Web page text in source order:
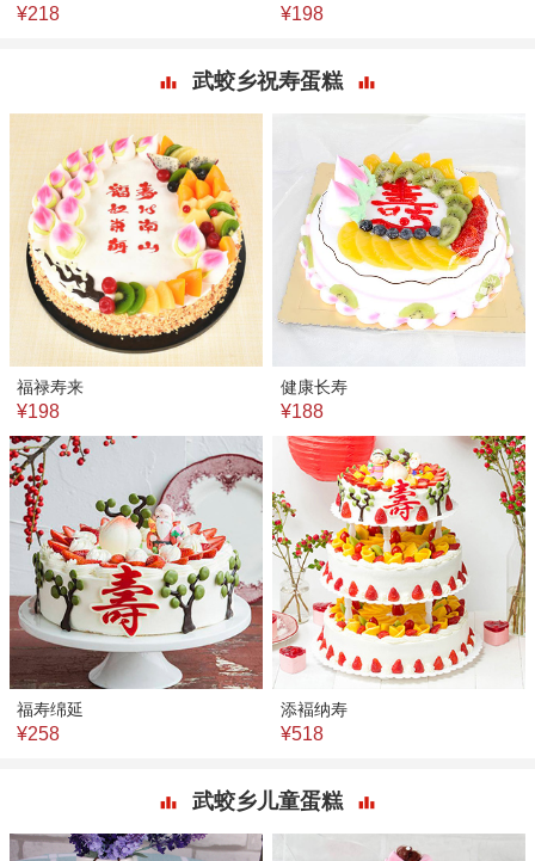
¥218 ¥198
武蛟乡祝寿蛋糕
福禄寿来
¥198
健康长寿
¥188
福寿绵延
¥258
添褔纳寿
¥518
武蛟乡儿童蛋糕